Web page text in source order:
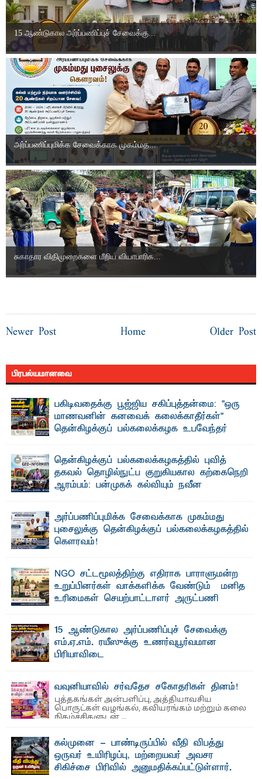
15 ஆண்டுகால அர்ப்பணிப்புச் சேவைக்கு...
அர்ப்பணிப்புமிக்க சேவைக்காக முகம்மத...
சுகாதார விதிமுறைகளை மீறிய வியாபாரிக...
Newer Post Older Post
Home
பிரபல்யமானவை
பகிடிவதைக்கு பூஜ்ஜிய சகிப்புத்தன்மை: "ஒரு
மாணவனின் கனவைக் கலைக்காதீர்கள்" –
தென்கிழக்குப் பல்கலைக்கழக உபவேந்தர்
"ஒ ரு மாணவனின் அல்லது மாணவியின் கனவு என்னால்
கலைக்கப்படாது" என்ற உறுதியை ஒவ்வொரு மாணவரும் ...
தென்கிழக்குப் பல்கலைக்கழகத்தில் புவித்
தகவல் தொழில்நுட்ப குறுகியகால கற்கைநெறி
ஆரம்பம்: பன்முகக் கல்வியும் நவீன
பேராசிரியர் எம். எம். பாஸில்
தெ ன்கிழக்குப் பல்கலைக்கழகத்தின் கலை மற்றும் கலாசார
பீடத்தின் புவியியல் துறையினால் ...
அர்ப்பணிப்புமிக்க சேவைக்காக முகம்மது
புசைலுக்கு தென்கிழக்குப் பல்கலைக்கழகத்தில்
கௌரவம்!
NGO சட்டமூலத்திற்கு எதிராக பாராளுமன்ற
உறுப்பினர்கள் வாக்களிக்க வேண்டும் – மனித
உரிமைகள் செயற்பாட்டாளர் அருட்பணி
ஜே. எப். காமிலா பேகம்- இ லங்கை அரசாங்கம் அரசுசாரா
அமைப்புகள் (NGO) தொடர்பான புதிய சட்டமூலத்தை ...
15 ஆண்டுகால அர்ப்பணிப்புச் சேவைக்கு
எம்.ஏ.எம். ரயீஸுக்கு உணர்வுபூர்வமான
பிரியாவிடை
வவுனியாவில் சர்வதேச சகோதரிகள் தினம்!
புத்தகங்கள் அன்பளிப்பு, அத்தியாவசிய
பொருட்கள் வழங்கல், கவியரங்கம் மற்றும் கலை
நிகழ்ச்சிகளுடன் ...
கல்முனை - பாண்டிருப்பில் வீதி விபத்து
ஒருவர் உயிரிழப்பு, மற்றையவர் அவசர
சிகிச்சை பிரிவில் அனுமதிக்கப்பட்டுள்ளார்.